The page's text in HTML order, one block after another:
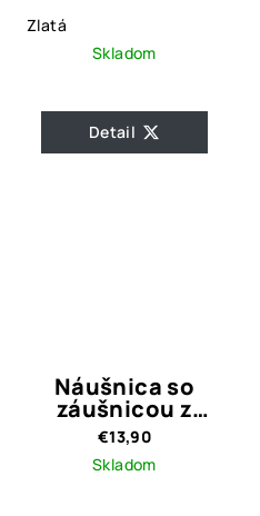
Zlatá
Skladom
Detail
Náušnica so
záušnicou z
chirurgickej ocele
BEY
€13,90
Skladom